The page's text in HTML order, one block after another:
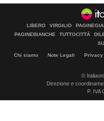
LIBERO VIRGILIO
PAGINEBIANCHE
TUTTOCITTÀ
Chi siamo Note Legali Privacy
©
Direzione e
P. IVA